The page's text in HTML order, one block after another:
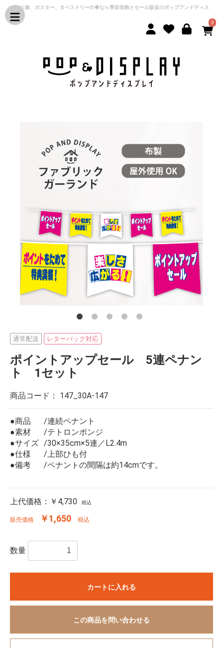
のぼり旗、ポスター、タペストリーの事なら季節装飾とセール販促のポップアンドディス
プレイ
0
通常配送 レターパック対応
ポイントアップセール 5連ペナン
ト 1セット
商品コード： 147_30A-147
●商品
連続ペナント
●素材
テトロンポンジ
●サイズ
30×35cm×5連／L2.4m
●仕様
上部ひも付
●備考
ペナントの間隔は約14cmです。
上代価格： ￥4,730 税込
販売価格 ￥1,650 税込
数量
カートに入れる
この商品を問い合わせる